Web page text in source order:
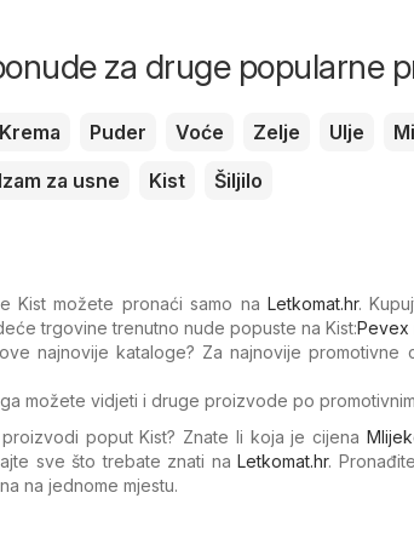
za druge popularne
Krema Puder Voće Zelje Ulje
za usne Kist Šiljilo
Kist možete pronaći samo na Letkomat.hr.
trgovine trenutno nude popuste na Kist:Pevex
najnovije kataloge? Za najnovije promotivne
možete vidjeti i druge proizvode po
poput Kist? Znate li koja je cijena
sve što trebate znati naLetkomat.hr.
na jednome mjestu.